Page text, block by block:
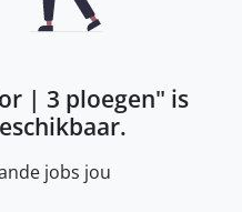
| 3 ploegen" is
jobs jou